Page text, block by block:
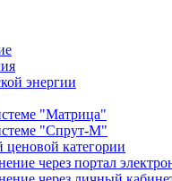
энергии
"Матрица"
"Спрут-М"
ценовой категории
через портал